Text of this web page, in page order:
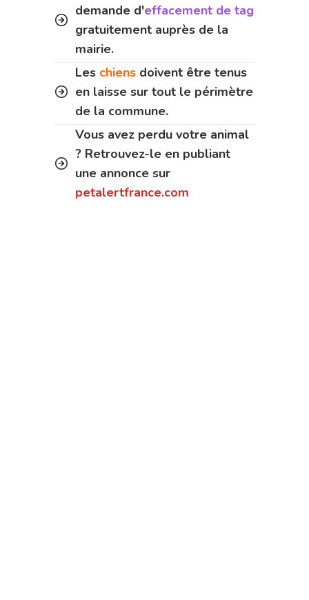
demande d'effacement de tag
gratuitement auprès de la
mairie.
Les chiens doivent être tenus
en laisse sur tout le périmètre
de la commune.
Vous avez perdu votre animal
? Retrouvez-le en publiant
une annonce sur
petalertfrance.com